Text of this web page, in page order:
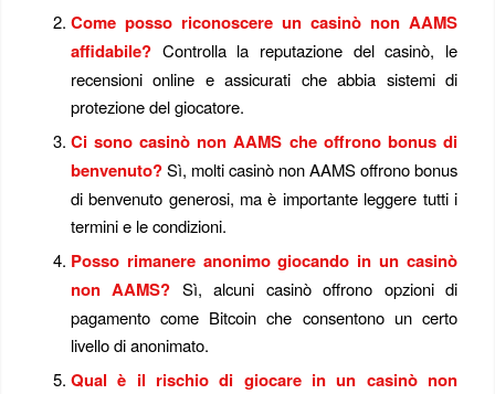
Come posso riconoscere un casinò non AAMS
affidabile?Controlla la reputazione del casinò, le
recensioni online e assicurati che abbia sistemi di
protezione del giocatore.
Ci sono casinò non AAMS che offrono bonus di
benvenuto?Sì, molti casinò non AAMS offrono bonus
di benvenuto generosi, ma è importante leggere tutti i
termini e le condizioni.
Posso rimanere anonimo giocando in un casinò
non AAMS? Sì, alcuni casinò offrono opzioni di
pagamento come Bitcoin che consentono un certo
livello di anonimato.
Qual è il rischio di giocare in un casinò non